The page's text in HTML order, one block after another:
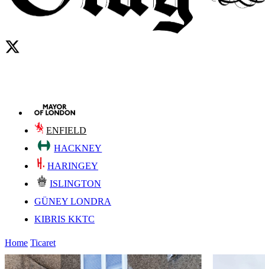
ENFIELD
HACKNEY
HARINGEY
ISLINGTON
GÜNEY LONDRA
KIBRIS KKTC
Home Ticaret